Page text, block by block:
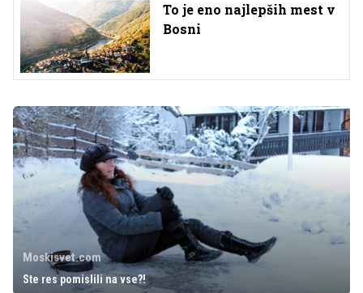
To je eno najlepših mest v
Bosni
Moskisvet.com
Ste res pomislili na vse?!